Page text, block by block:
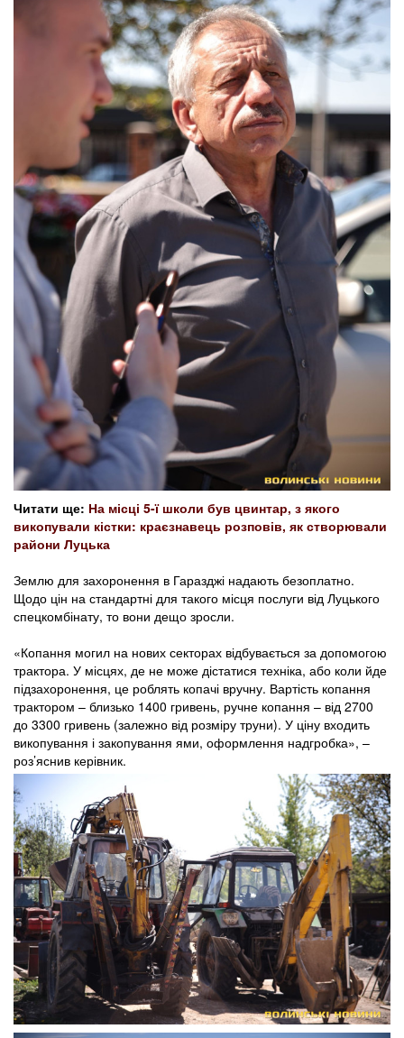
Читати ще: На місці 5-ї школи був цвинтар, з якого
викопували кістки: краєзнавець розповів, як створювали
райони Луцька
Землю для захоронення в Гаразджі надають безоплатно.
Щодо цін на стандартні для такого місця послуги від Луцького
спецкомбінату, то вони дещо зросли.
«Копання могил на нових секторах відбувається за допомогою
трактора. У місцях, де не може дістатися техніка, або коли йде
підзахоронення, це роблять копачі вручну. Вартість копання
трактором – близько 1400 гривень, ручне копання – від 2700
до 3300 гривень (залежно від розміру труни). У ціну входить
викопування і закопування ями, оформлення надгробка», –
роз’яснив керівник.